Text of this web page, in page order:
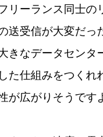
リーランス同士の
送受信が大変だっ
きなデータセンタ
た仕組みをつくれ
が広がりそうです